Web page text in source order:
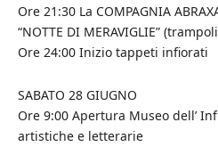
Ore 21:30 La COMPAGNIA
“NOTTE DI MERAVIGLIE”
Ore 24:00 Inizio tappeti infiorati
SABATO 28 GIUGNO
Ore 9:00 Apertura Museo dell’
artistiche e letterarie